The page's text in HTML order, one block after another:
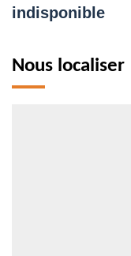
indisponible
Nous localiser